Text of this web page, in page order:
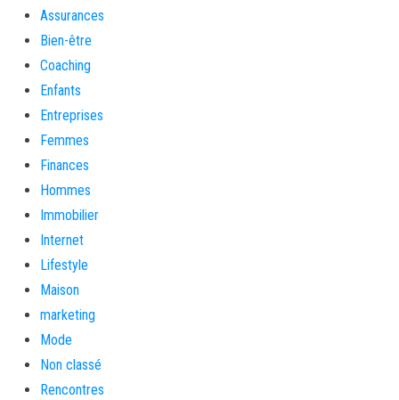
Assurances
Bien-être
Coaching
Enfants
Entreprises
Femmes
Finances
Hommes
Immobilier
Internet
Lifestyle
Maison
marketing
Mode
Non classé
Rencontres